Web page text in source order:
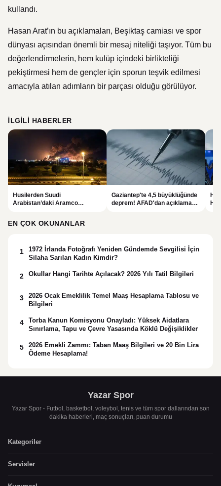
kullandı.
Hasan Arat’ın bu açıklamaları, Beşiktaş camiası ve spor
dünyası açısından önemli bir mesaj niteliği taşıyor. Tüm bu
değerlendirmelerin, hem kulüp içindeki birlikteliği
pekiştirmesi hem de gençler için sporun teşvik edilmesi
amacıyla atılan adımların bir parçası olduğu görülüyor.
İLGILI HABERLER
Husilerden Suudi
Arabistan’daki Aramco
Gaziantep'te 4,5 büyüklüğünde
deprem! AFAD'dan açıklama
EN ÇOK OKUNANLAR
1
1972 İrlanda Fotoğrafı Yeniden Gündemde Sevgilisi İçin
Silaha Sarılan Kadın Kimdir?
2 Okullar Hangi Tarihte Açılacak? 2026 Yılı Tatil Bilgileri
3
2026 Ocak Emeklilik Temel Maaş Hesaplama Tablosu ve
Bilgileri
4
Torba Kanun Komisyonu Onayladı: Yüksek Aidatlara
Sınırlama, Tapu ve Çevre Yasasında Köklü Değişiklikler
5
2026 Emekli Zammı: Taban Maaş Bilgileri ve 20 Bin Lira
Ödeme Hesaplama!
Yazar Spor
Yazar Spor - Futbol, basketbol, voleybol, tenis ve tüm spor dallarından son
dakika haberleri, maç sonuçları, puan durumu
Kategoriler
Servisler